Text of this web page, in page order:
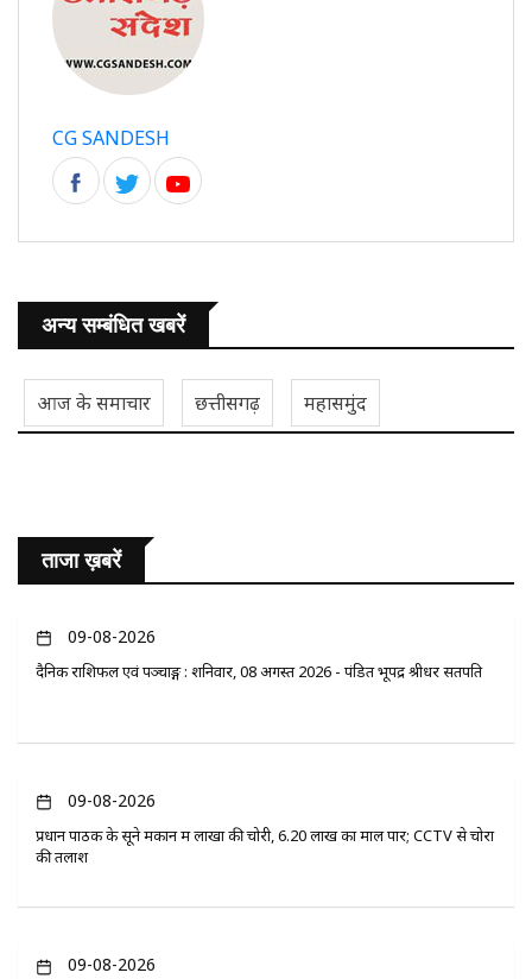
CG SANDESH
अन्य सम्बंधित खबरें
आज के समाचार छत्तीसगढ़ महासमुंद
ताजा ख़बरें
09-08-2026
दैनिक राशिफल एवं पञ्चाङ्ग : शनिवार, 08 अगस्त 2026 - पंडित भूपेंद्र श्रीधर सतपति
09-08-2026
प्रधान पाठक के सूने मकान में लाखों की चोरी, 6.20 लाख का माल पार; CCTV से चोरों
की तलाश
09-08-2026